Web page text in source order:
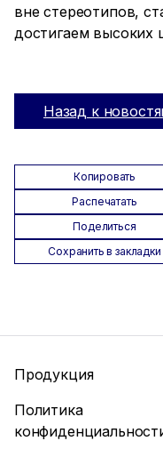
вне стереотипов,
достигаем высоких
Назад к
Копировать
Распечатать
Поделиться
Сохранить в закладки
Продукция
Политика